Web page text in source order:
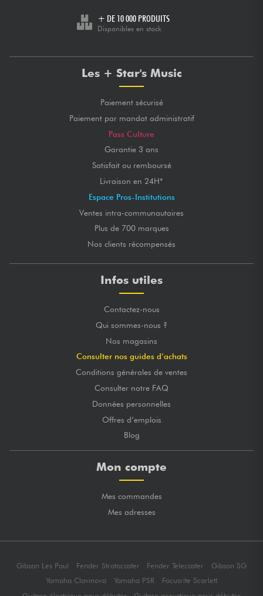
+ DE 10 000 PRODUITS
Disponibles en stock
Les + Star's Music
Paiement sécurisé
Paiement par mandat administratif
Pass Culture
Garantie 3 ans
Satisfait ou remboursé
Livraison en 24H*
Espace Pros-Institutions
Ventes intra-communautaires
Plus de 700 marques
Nos clients récompensés
Infos utiles
Contactez-nous
Qui sommes-nous ?
Nos magasins
Consulter nos guides d’achats
Conditions générales de ventes
Consulter notre FAQ
Données personnelles
Offres d’emplois
Blog
Mon compte
Mes commandes
Mes adresses
Gibson Les Paul Fender Stratocaster Fender Telecaster
Gibson SG
Yamaha Clavinova
Yamaha PSR
Focusrite Scarlett